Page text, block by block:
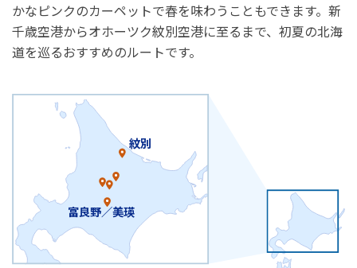
かなピンクのカーペットで春を味わうこともできます。新
千歳空港からオホーツク紋別空港に至るまで、初夏の北海
道を巡るおすすめのルートです。
紋別
富良野／美瑛